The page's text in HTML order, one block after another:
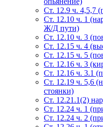
Ст. 12.9 ч. 4,5,7
Ст. 12.10 ч. 1
Ж/Д пути)
Ст. 12.10 ч. 3
Ст. 12.15 ч. 4
Ст. 12.15 ч. 5
Ст. 12.16 ч. 3
Ст. 12.16 ч. 3.1
Ст. 12.19 ч. 5,6
стоянки)
Ст. 12.21.1(2)
Ст. 12.24 ч. 1
Ст. 12.24 ч. 2